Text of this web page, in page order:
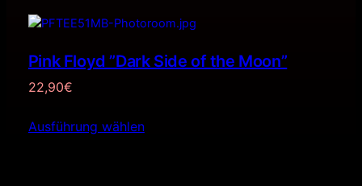
Pink Floyd ”Dark Side of the Moon”
22,90€
Ausführung wählen